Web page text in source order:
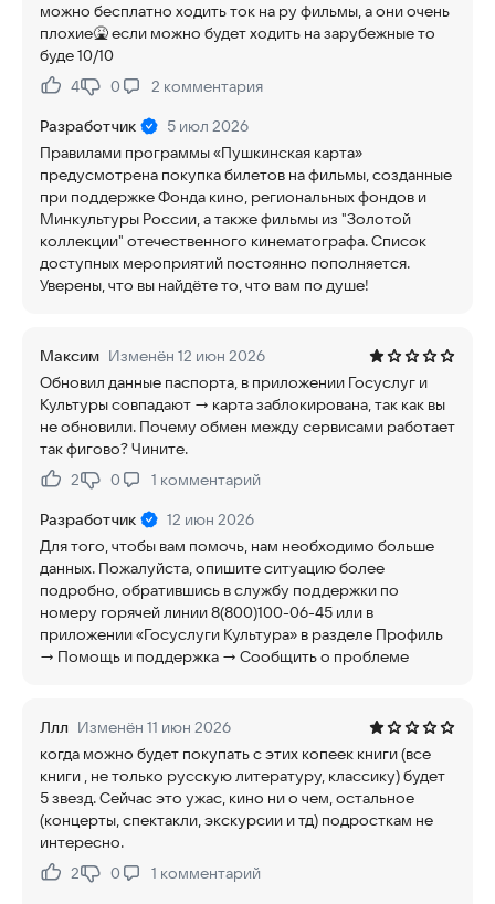
можно бесплатно ходить ток на ру фильмы, а они очень
плохие🤮 если можно будет ходить на зарубежные то
буде 10/10
Нравится:
4Не нравится:
0 2 комментария
Разработчик
5 июл 2026
Правилами программы «Пушкинская карта»
предусмотрена покупка билетов на фильмы, созданные
при поддержке Фонда кино, региональных фондов и
Минкультуры России, а также фильмы из "Золотой
коллекции" отечественного кинематографа. Список
доступных мероприятий постоянно пополняется.
Уверены, что вы найдёте то, что вам по душе!
Максим Изменён 12 июн 2026
Обновил данные паспорта, в приложении Госуслуг и
Культуры совпадают -> карта заблокирована, так как вы
не обновили. Почему обмен между сервисами работает
так фигово? Чините.
Нравится:
2Не нравится:
0 1 комментарий
Разработчик
12 июн 2026
Для того, чтобы вам помочь, нам необходимо больше
данных. Пожалуйста, опишите ситуацию более
подробно, обратившись в службу поддержки по
номеру горячей линии 8(800)100-06-45 или в
приложении «Госуслуги Культура» в разделе Профиль
→ Помощь и поддержка → Сообщить о проблеме
Ллл Изменён 11 июн 2026
когда можно будет покупать с этих копеек книги (все
книги , не только русскую литературу, классику) будет
5 звезд. Сейчас это ужас, кино ни о чем, остальное
(концерты, спектакли, экскурсии и тд) подросткам не
интересно.
Нравится:
2Не нравится:
0 1 комментарий